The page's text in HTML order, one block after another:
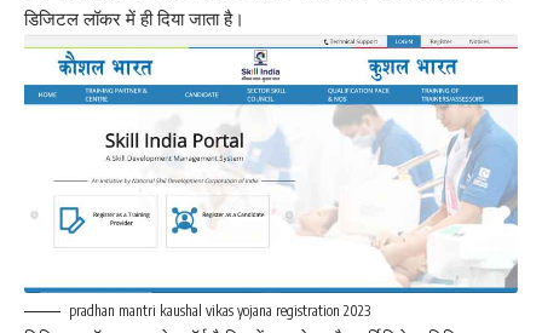
डिजिटल लॉकर में ही दिया जाता है।
pradhan mantri kaushal vikas yojana registration 2023